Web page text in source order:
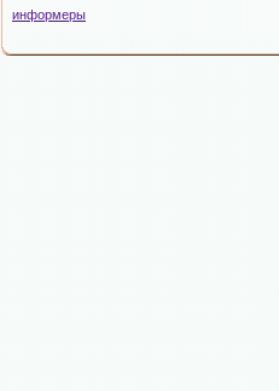
информеры